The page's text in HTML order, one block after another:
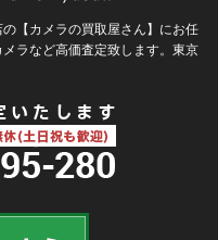
【カメラの買取屋さん】にお任
ラなど高価査定致します。東京